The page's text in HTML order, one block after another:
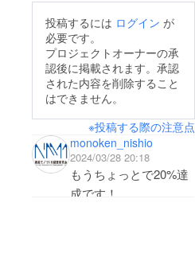
投稿するには ログイン が
必要です。
プロジェクトオーナーの承
認後に掲載されます。承認
された内容を削除すること
はできません。
※投稿する際の注意点
monoken_nishio
2024/03/28 20:18
もうちょっとで20%達
成です！